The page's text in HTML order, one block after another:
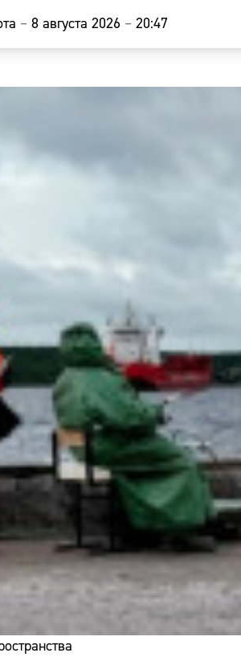
– 8 августа 2026 – 20:47
Наши гости
Погода
Курсы валют